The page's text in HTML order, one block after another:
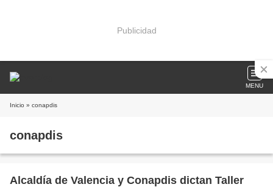
Publicidad
MENU
Inicio » conapdis
conapdis
Alcaldía de Valencia y Conapdis dictan Taller